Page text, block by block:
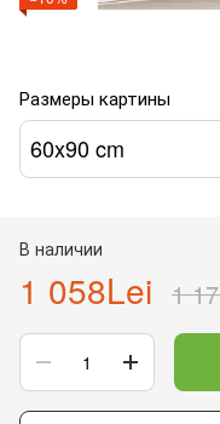
Размеры картины
60x90 cm
В наличии
1 058Lei 1